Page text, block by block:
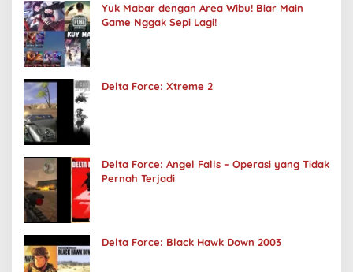
Yuk Mabar dengan Area Wibu! Biar Main
Game Nggak Sepi Lagi!
Delta Force: Xtreme 2
Delta Force: Angel Falls – Operasi yang Tidak
Pernah Terjadi
Delta Force: Black Hawk Down 2003